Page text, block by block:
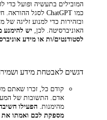
המובילים בתעשיה ופועל כדי
ובזהירות כדי למנוע זליגה
האוניברסיטה. לכן, יש להימנע
לסטודנטים/ות או מידע
דגשים לאבטחת מידע
קודם כל, זכרו שאתם
אדם. התשובות של
מהימנות. הפעילו
מספקת לכם ואמתו את